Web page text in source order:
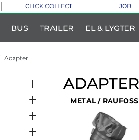
CLICK COLLECT JOB
BUS TRAILER EL & LYGTER
Adapter
ADAPTER
METAL / RAUFOSS